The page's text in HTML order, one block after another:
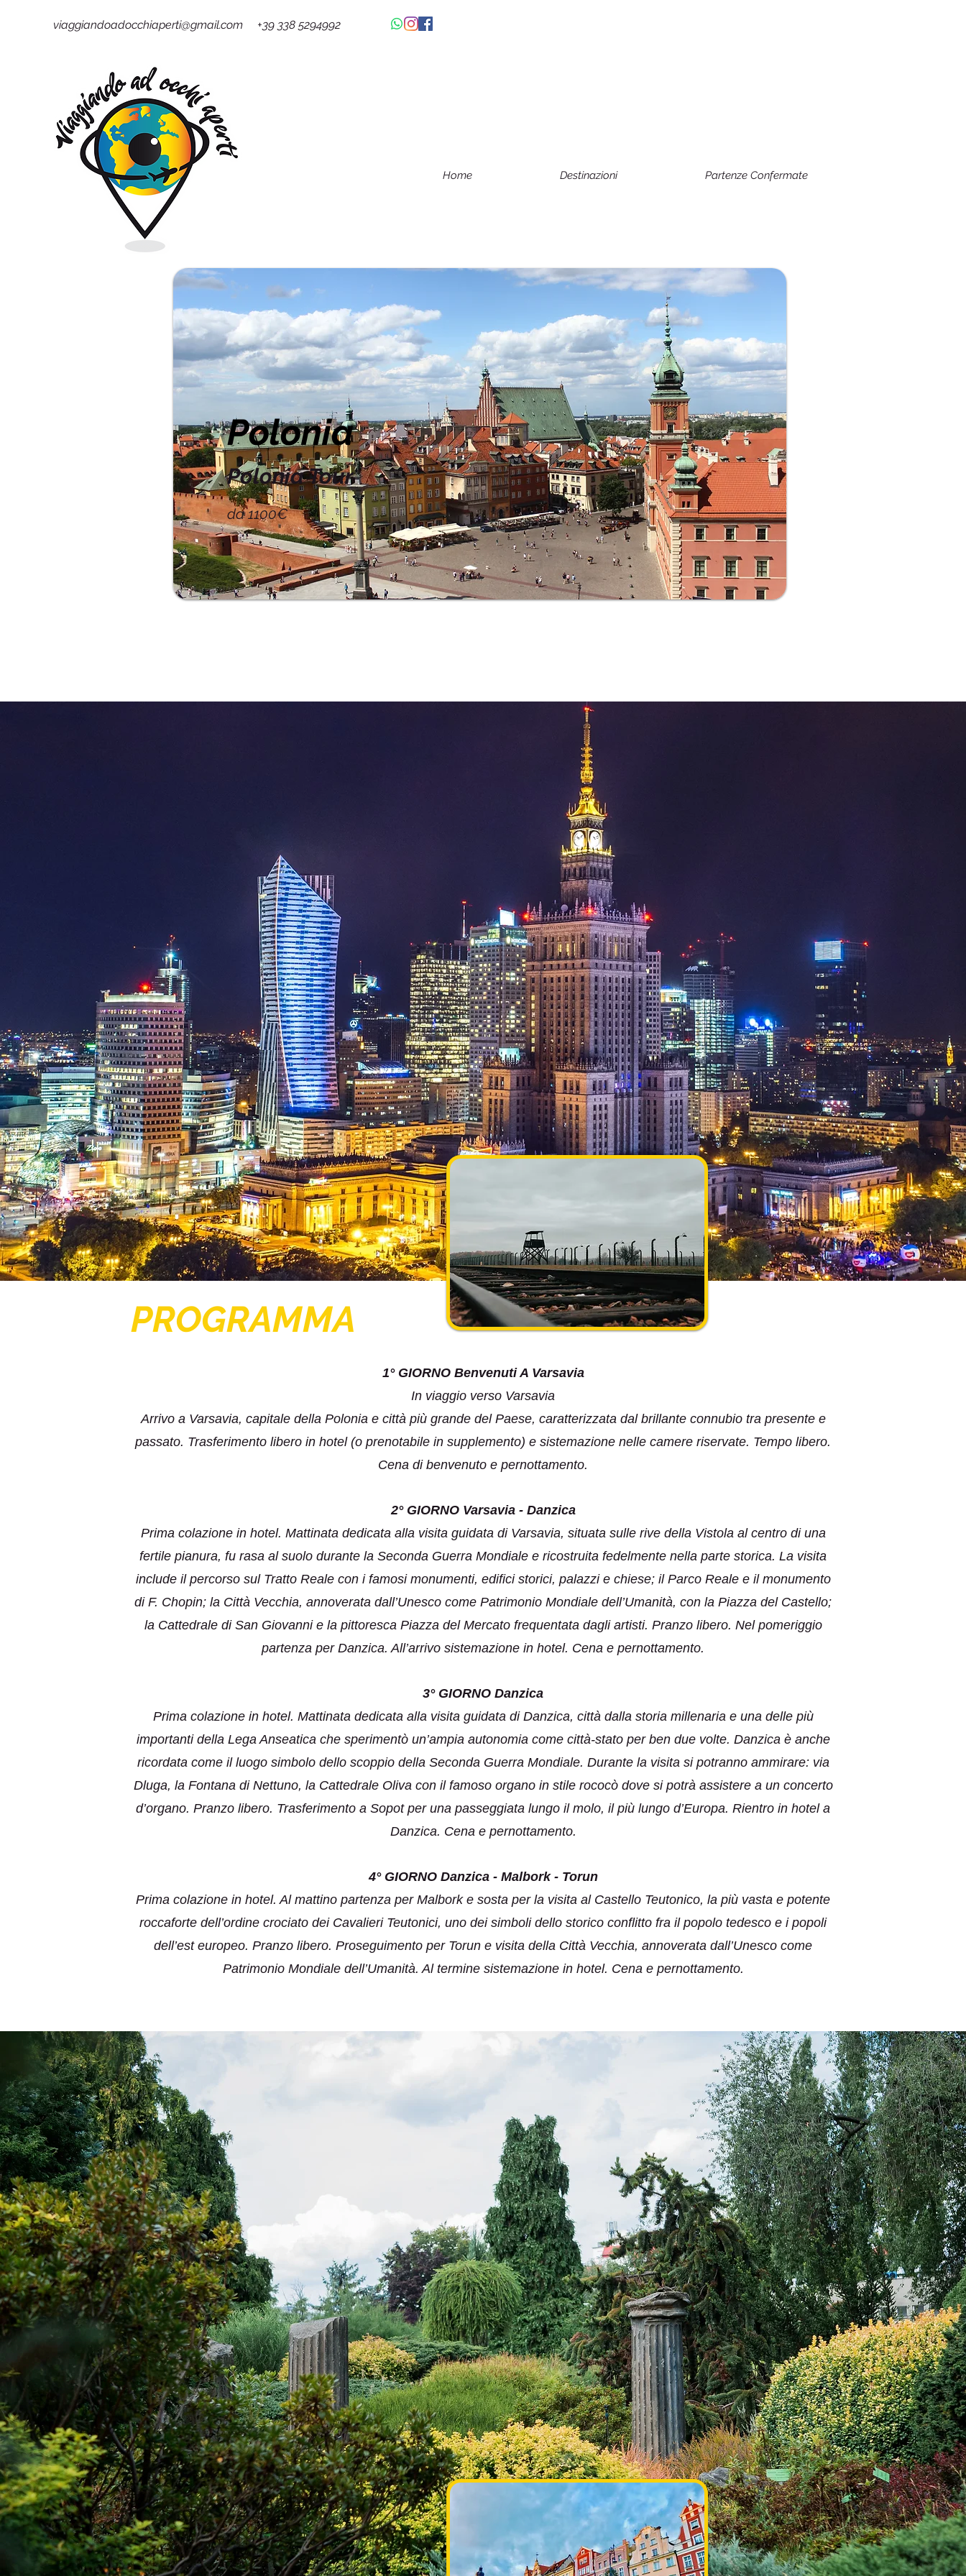
viaggiandoadocchiaperti@gmail.com +39 338 5294992
Home Destinazioni Partenze Confermate
Polonia
Polonia Tour
da 1100€
PROGRAMMA
1° GIORNO Benvenuti A Varsavia
In viaggio verso Varsavia
Arrivo a Varsavia, capitale della Polonia e città più grande del Paese, caratterizzata dal brillante connubio tra presente e
passato. Trasferimento libero in hotel (o prenotabile in supplemento) e sistemazione nelle camere riservate. Tempo libero.
Cena di benvenuto e pernottamento.
2° GIORNO Varsavia - Danzica
Prima colazione in hotel. Mattinata dedicata alla visita guidata di Varsavia, situata sulle rive della Vistola al centro di una
fertile pianura, fu rasa al suolo durante la Seconda Guerra Mondiale e ricostruita fedelmente nella parte storica. La visita
include il percorso sul Tratto Reale con i famosi monumenti, edifici storici, palazzi e chiese; il Parco Reale e il monumento
di F. Chopin; la Città Vecchia, annoverata dall’Unesco come Patrimonio Mondiale dell’Umanità, con la Piazza del Castello;
la Cattedrale di San Giovanni e la pittoresca Piazza del Mercato frequentata dagli artisti. Pranzo libero. Nel pomeriggio
partenza per Danzica. All’arrivo sistemazione in hotel. Cena e pernottamento.
3° GIORNO Danzica
Prima colazione in hotel. Mattinata dedicata alla visita guidata di Danzica, città dalla storia millenaria e una delle più
importanti della Lega Anseatica che sperimentò un’ampia autonomia come città-stato per ben due volte. Danzica è anche
ricordata come il luogo simbolo dello scoppio della Seconda Guerra Mondiale. Durante la visita si potranno ammirare: via
Dluga, la Fontana di Nettuno, la Cattedrale Oliva con il famoso organo in stile rococò dove si potrà assistere a un concerto
d’organo. Pranzo libero. Trasferimento a Sopot per una passeggiata lungo il molo, il più lungo d’Europa. Rientro in hotel a
Danzica. Cena e pernottamento.
4° GIORNO Danzica - Malbork - Torun
Prima colazione in hotel. Al mattino partenza per Malbork e sosta per la visita al Castello Teutonico, la più vasta e potente
roccaforte dell’ordine crociato dei Cavalieri Teutonici, uno dei simboli dello storico conflitto fra il popolo tedesco e i popoli
dell’est europeo. Pranzo libero. Proseguimento per Torun e visita della Città Vecchia, annoverata dall’Unesco come
Patrimonio Mondiale dell’Umanità. Al termine sistemazione in hotel. Cena e pernottamento.